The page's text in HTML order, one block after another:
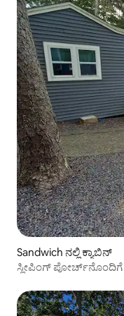
Sandwich ನಲ್ಲಿ ಕ್ಯಾಬಿನ್
ಸ್ಲೀಪಿಂಗ್ ಪೋರ್ಚ್‌ನೊಂದಿಗೆ